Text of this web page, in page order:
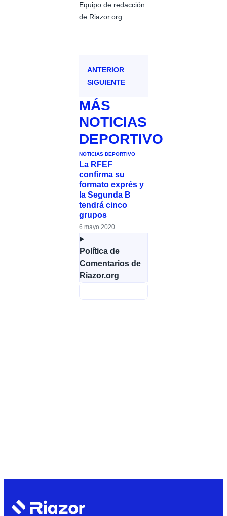
Equipo de redacción
de Riazor.org.
ANTERIOR
SIGUIENTE
MÁS
NOTICIAS
DEPORTIVO
NOTICIAS DEPORTIVO
La RFEF
confirma su
formato exprés y
la Segunda B
tendrá cinco
grupos
6 mayo 2020
Política de
Comentarios de
Riazor.org